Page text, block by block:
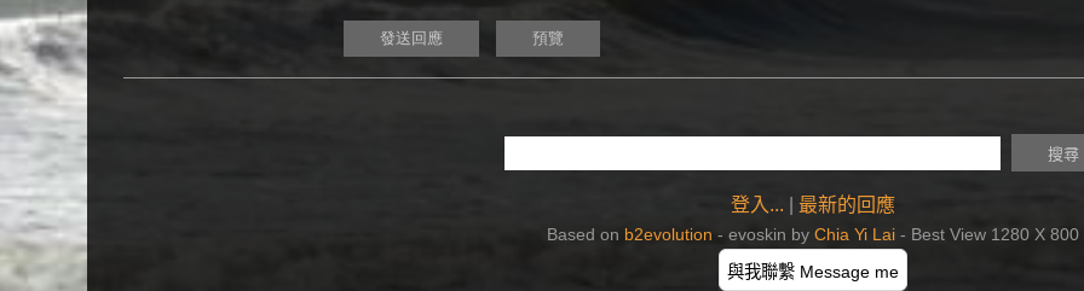
登入... 最新的回應
Based on b2evolution - evoskin by Chia Yi Lai - Best View 1280 X 800
與我聯繫 Message me